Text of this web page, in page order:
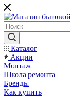
Каталог
Акции
Монтаж
Школа ремонта
Бренды
Как купить